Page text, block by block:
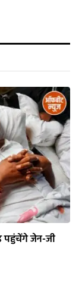
पहुंचेंगे जेन-जी